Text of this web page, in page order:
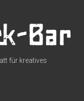
für kreatives